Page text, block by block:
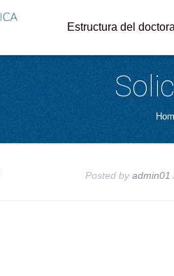
Estructura del
Posted byadmin01